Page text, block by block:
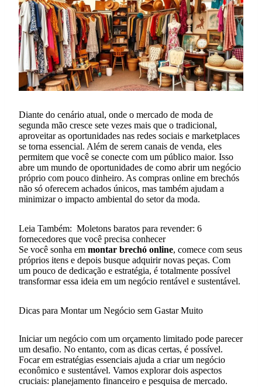
Diante do cenário atual, onde o mercado de moda de
segunda mão cresce sete vezes mais que o tradicional,
aproveitar as oportunidades nas redes sociais e marketplaces
se torna essencial. Além de serem canais de venda, eles
permitem que você se conecte com um público maior. Isso
abre um mundo de oportunidades de como abrir um negócio
próprio com pouco dinheiro. As compras online em brechós
não só oferecem achados únicos, mas também ajudam a
minimizar o impacto ambiental do setor da moda.
Leia Também: Moletons baratos para revender: 6
fornecedores que você precisa conhecer
Se você sonha em montar brechó online, comece com seus
próprios itens e depois busque adquirir novas peças. Com
um pouco de dedicação e estratégia, é totalmente possível
transformar essa ideia em um negócio rentável e sustentável.
Dicas para Montar um Negócio sem Gastar Muito
Iniciar um negócio com um orçamento limitado pode parecer
um desafio. No entanto, com as dicas certas, é possível.
Focar em estratégias essenciais ajuda a criar um negócio
econômico e sustentável. Vamos explorar dois aspectos
cruciais: planejamento financeiro e pesquisa de mercado.